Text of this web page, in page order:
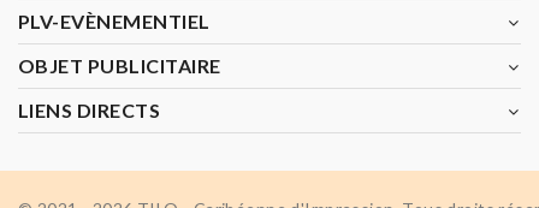
PLV-EVÈNEMENTIEL
OBJET PUBLICITAIRE
LIENS DIRECTS